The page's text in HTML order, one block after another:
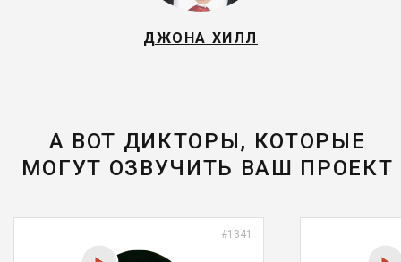
ДЖОНА ХИЛЛ
А ВОТ ДИКТОРЫ, КОТОРЫЕ
МОГУТ ОЗВУЧИТЬ ВАШ ПРОЕКТ
#1341